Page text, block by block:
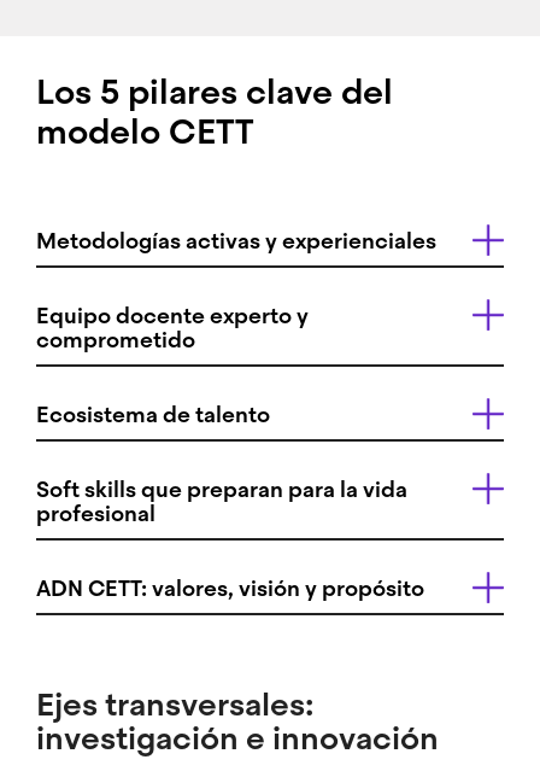
Los 5 pilares clave del
modelo CETT
Metodologías activas y experienciales
Equipo docente experto y
comprometido
Ecosistema de talento
Soft skills que preparan para la vida
profesional
ADN CETT: valores, visión y propósito
Ejes transversales:
investigación e innovación